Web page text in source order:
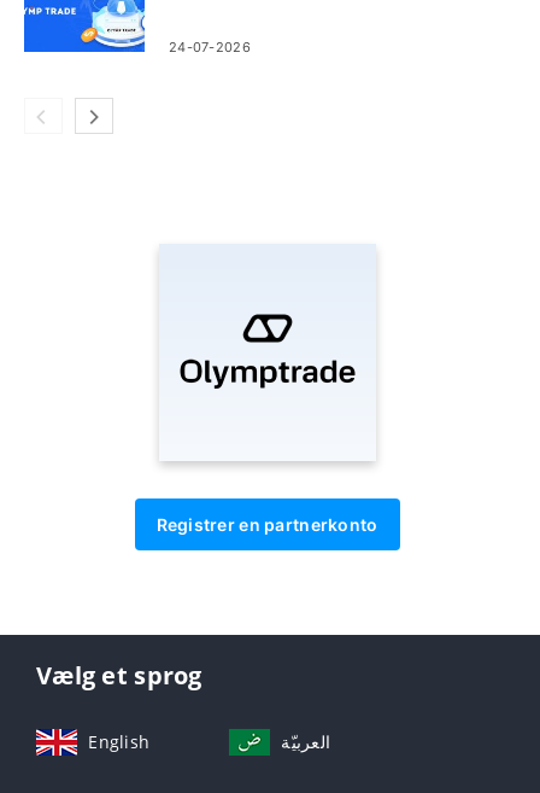
24-07-2026
Registrer en partnerkonto
Vælg et sprog
English العربيّة